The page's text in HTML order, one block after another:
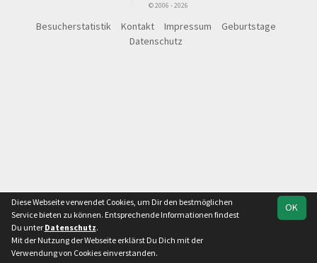
© 2006 - 2026
Besucherstatistik Kontakt Impressum
Geburtstage
Datenschutz
OK
Diese Webseite verwendet Cookies, um Dir den bestmöglichen
Service bieten zu können. Entsprechende Informationen findest
Du unter Datenschutz.
Mit der Nutzung der Webseite erklärst Du Dich mit der
Verwendung von Cookies einverstanden.